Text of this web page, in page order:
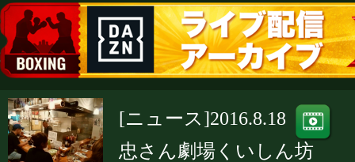
[ニュース]2016.8.18
忠さん劇場くいしん坊